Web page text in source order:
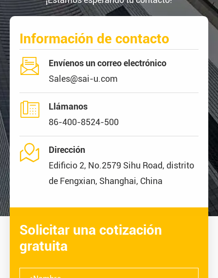
Información de contacto

Envíenos un correo electrónico
Sales@sai-u.com

Llámanos
86-400-8524-500

Dirección
Edificio 2, No.2579 Sihu Road, distrito
de Fengxian, Shanghai, China
Solicitar una cotización
gratuita